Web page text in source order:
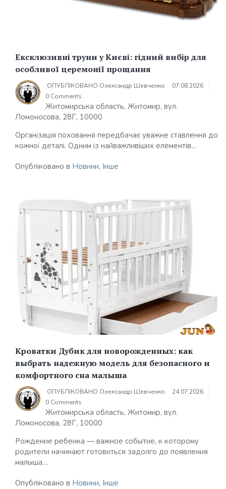
Ексклюзивні труни у Києві: гідний вибір для
особливої церемонії прощання
ОПУБЛІКОВАНО Олександр Шевченко
07.08.2026
0 Comments
Житомирська область, Житомир, вул.
Ломоносова, 28Г, 10000
Організація поховання передбачає уважне ставлення до
кожної деталі. Одним із найважливіших елементів...
Опубліковано в Новини, Інше
Кроватки Дубик для новорожденных: как
выбрать надежную модель для безопасного и
комфортного сна малыша
ОПУБЛІКОВАНО Олександр Шевченко
24.07.2026
0 Comments
Житомирська область, Житомир, вул.
Ломоносова, 28Г, 10000
Рождение ребенка — важное событие, к которому
родители начинают готовиться задолго до появления
малыша....
Опубліковано в Новини, Інше